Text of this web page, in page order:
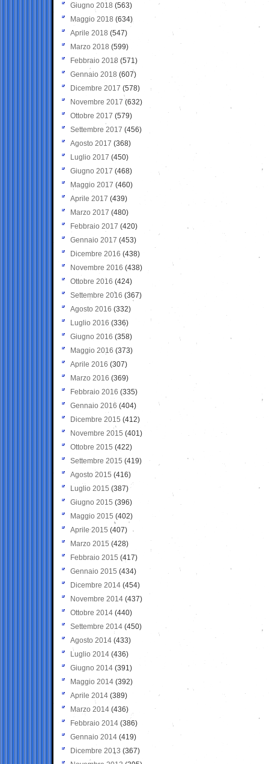
Giugno 2018 (563)
Maggio 2018 (634)
Aprile 2018 (547)
Marzo 2018 (599)
Febbraio 2018 (571)
Gennaio 2018 (607)
Dicembre 2017 (578)
Novembre 2017 (632)
Ottobre 2017 (579)
Settembre 2017 (456)
Agosto 2017 (368)
Luglio 2017 (450)
Giugno 2017 (468)
Maggio 2017 (460)
Aprile 2017 (439)
Marzo 2017 (480)
Febbraio 2017 (420)
Gennaio 2017 (453)
Dicembre 2016 (438)
Novembre 2016 (438)
Ottobre 2016 (424)
Settembre 2016 (367)
Agosto 2016 (332)
Luglio 2016 (336)
Giugno 2016 (358)
Maggio 2016 (373)
Aprile 2016 (307)
Marzo 2016 (369)
Febbraio 2016 (335)
Gennaio 2016 (404)
Dicembre 2015 (412)
Novembre 2015 (401)
Ottobre 2015 (422)
Settembre 2015 (419)
Agosto 2015 (416)
Luglio 2015 (387)
Giugno 2015 (396)
Maggio 2015 (402)
Aprile 2015 (407)
Marzo 2015 (428)
Febbraio 2015 (417)
Gennaio 2015 (434)
Dicembre 2014 (454)
Novembre 2014 (437)
Ottobre 2014 (440)
Settembre 2014 (450)
Agosto 2014 (433)
Luglio 2014 (436)
Giugno 2014 (391)
Maggio 2014 (392)
Aprile 2014 (389)
Marzo 2014 (436)
Febbraio 2014 (386)
Gennaio 2014 (419)
Dicembre 2013 (367)